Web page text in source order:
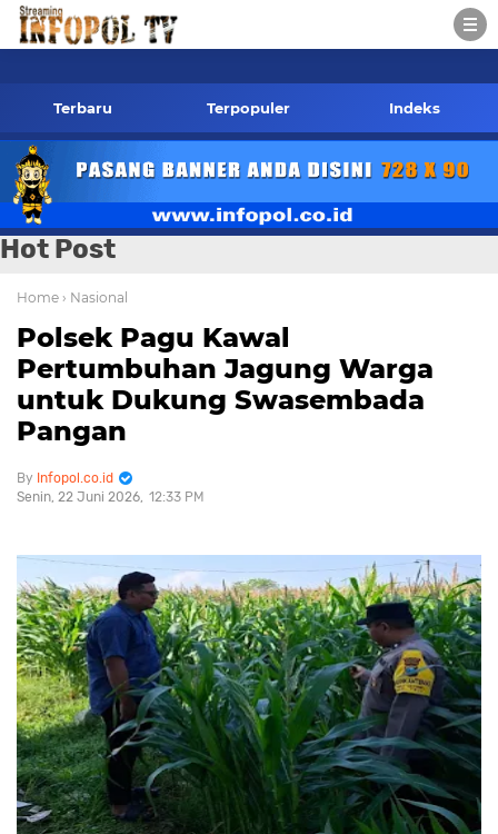
infopol.co.id Kontak Redaksi- 085784424805 wa
Terbaru Terpopuler Indeks
Hot Post
Home › Nasional
Polsek Pagu Kawal
Pertumbuhan Jagung Warga
untuk Dukung Swasembada
Pangan
Infopol.co.id
Senin, 22 Juni 2026 12:33 PM